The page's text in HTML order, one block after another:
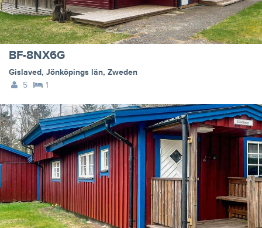
BF-8NX6G
Gislaved, Jönköpings län, Zweden
5
1